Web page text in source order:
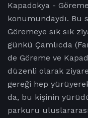
Kapadokya -
konumundaydı. Bu
Göremeye sık sık
günkü Çamlıcda
de Göreme ve
düzenli olarak
gereği hep
da, bu kişinin
parkuru